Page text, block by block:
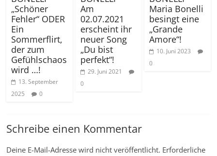
„Schöner
Fehler“ ODER
Ein
Sommerflirt,
der zum
Gefühlschaos
wird …!
13. September
2025
0
Am
02.07.2021
erscheint ihr
neuer Song
„Du bist
perfekt“!
29. Juni 2021
0
Maria Bonelli
besingt eine
„Grande
Amore“!
10. Juni 2023
0
Schreibe einen Kommentar
Deine E-Mail-Adresse wird nicht veröffentlicht. Erforderliche